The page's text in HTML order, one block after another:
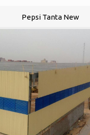
Pepsi Tanta New